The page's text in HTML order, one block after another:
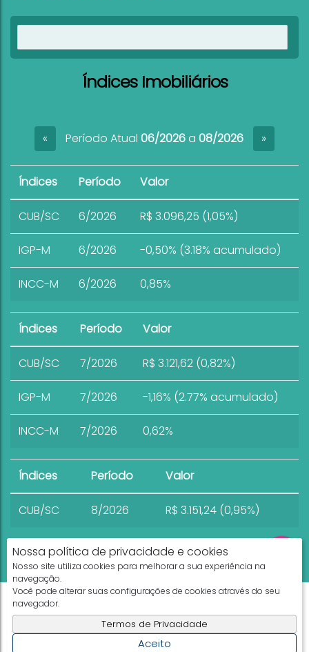
Nossa política de privacidade e cookies
Nosso site utiliza cookies para melhorar a sua experiência na
navegação.
Você pode alterar suas configurações de cookies através do seu
navegador.
Termos de Privacidade
Aceito
Índices Imobiliários
« Período Atual 06/2026a 08/2026 »
Índices Período Valor
CUB/SC 6/2026 R$ 3.096,25 (1,05%)
IGP-M 6/2026 -0,50% (3.18% acumulado)
INCC-M 6/2026 0,85%
Índices Período Valor
CUB/SC 7/2026 R$ 3.121,62 (0,82%)
IGP-M 7/2026 -1,16% (2.77% acumulado)
INCC-M 7/2026 0,62%
Índices Período Valor
CUB/SC 8/2026 R$ 3.151,24 (0,95%)
Apresenta.me ~ Plataforma Imobiliária
Copyright © 2026 ~ 0.0000s